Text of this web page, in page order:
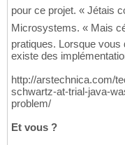
pour ce projet. « Jétais
Microsystems. « Mais
pratiques. Lorsque
existe des
http://arstechnica.com/
schwartz-at-trial-java-
problem/
Et vous ?